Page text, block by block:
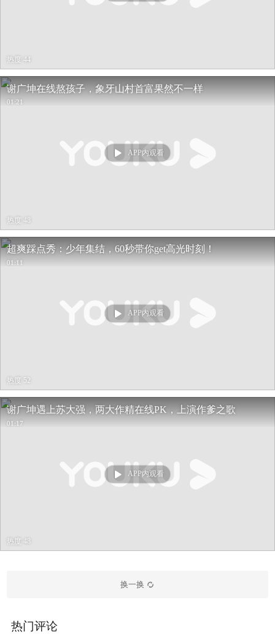
热度 44
谢广坤在线熬孩子，象牙山村首富果然不一样
01:21
APP内观看
热度 48
超爽踩点秀：少年集结，60秒带你get高光时刻！
01:11
APP内观看
热度 52
谢广坤遇上苏大强，两大作精在线PK，上演作爹之歌
01:17
APP内观看
热度 48
换一换
热门评论